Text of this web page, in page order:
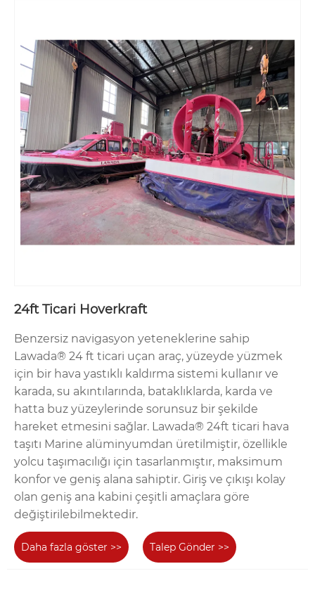
24ft Ticari Hoverkraft
Benzersiz navigasyon yeteneklerine sahip
Lawada® 24 ft ticari uçan araç, yüzeyde yüzmek
için bir hava yastıklı kaldırma sistemi kullanır ve
karada, su akıntılarında, bataklıklarda, karda ve
hatta buz yüzeylerinde sorunsuz bir şekilde
hareket etmesini sağlar. Lawada® 24ft ticari hava
taşıtı Marine alüminyumdan üretilmiştir, özellikle
yolcu taşımacılığı için tasarlanmıştır, maksimum
konfor ve geniş alana sahiptir. Giriş ve çıkışı kolay
olan geniş ana kabini çeşitli amaçlara göre
değiştirilebilmektedir.
Daha fazla göster >> Talep Gönder >>